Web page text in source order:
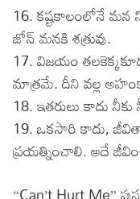
16. కష్టకాలంలోనే మన
జోన్ మనకి శత్రువు.
17. విజయం
మాత్రమే. దీని వల్ల
18. ఇతరులు కాదు
19. ఒకసారి కాదు,
ప్రయత్నించాలి. అదే